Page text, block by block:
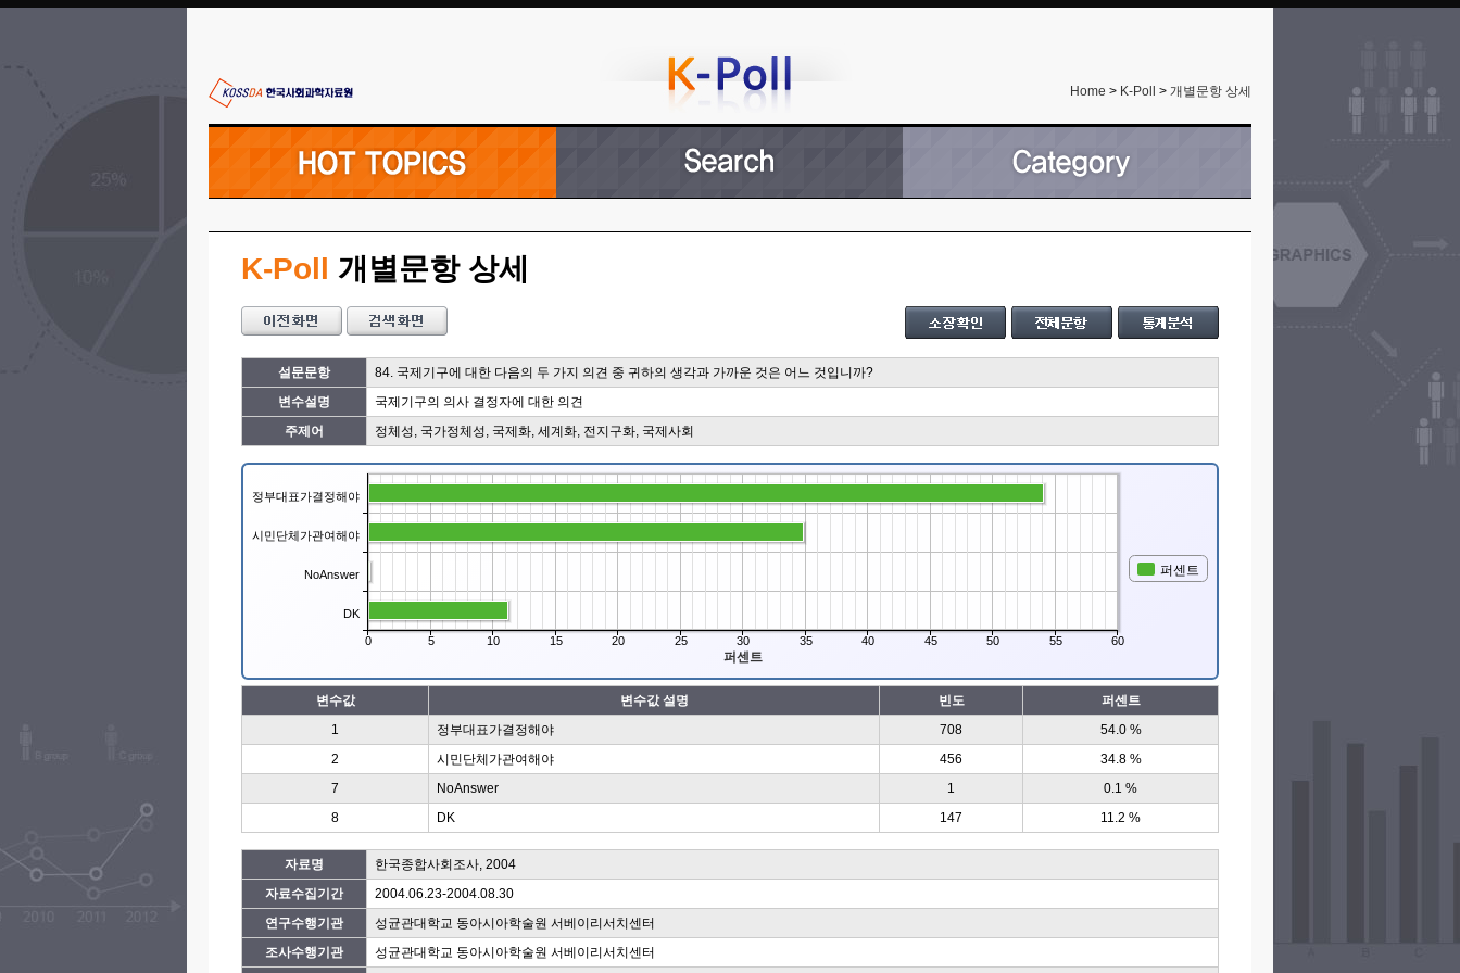
Home > K-Poll > 개별문항 상세
K-Poll 개별문항 상세
설문문항
84. 국제기구에 대한 다음의 두 가지 의견 중 귀하의 생각과 가까운 것은 어느 것입니까?
변수설명
국제기구의 의사 결정자에 대한 의견
주제어
정체성, 국가정체성, 국제화, 세계화, 전지구화, 국제사회
퍼센트
퍼센트
정부대표가결정해야
시민단체가관여해야
NoAnswer
DK
0 5 10 15 20 25 30 35 40 45 50 55 60
변수값 변수값 설명 빈도
퍼센트
1
정부대표가결정해야 708
54.0 %
2
시민단체가관여해야 456
34.8 %
7
NoAnswer 1
0.1 %
8
DK 147 11.2 %
자료명
한국종합사회조사, 2004
자료수집기간
2004.06.23-2004.08.30
연구수행기관
성균관대학교 동아시아학술원 서베이리서치센터
조사수행기관
성균관대학교 동아시아학술원 서베이리서치센터